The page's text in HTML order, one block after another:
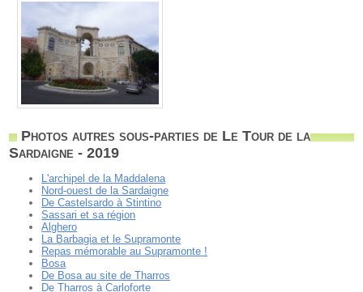
Photos autres sous-parties de Le Tour de la
Sardaigne - 2019
L'archipel de la Maddalena
Nord-ouest de la Sardaigne
De Castelsardo à Stintino
Sassari et sa région
Alghero
La Barbagia et le Supramonte
Repas mémorable au Supramonte !
Bosa
De Bosa au site de Tharros
De Tharros à Carloforte